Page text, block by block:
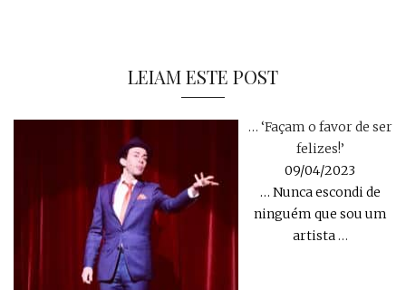
LEIAM ESTE POST
… ‘Façam o favor de ser
felizes!’
09/04/2023
… Nunca escondi de
ninguém que sou um
artista …